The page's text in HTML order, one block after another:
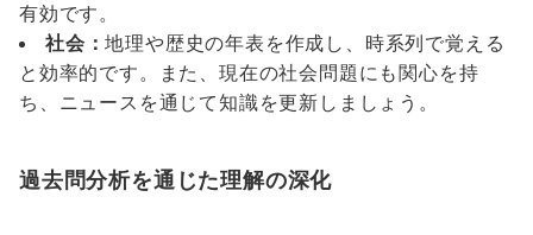
有効です。
社会：地理や歴史の年表を作成し、時系列で覚える
と効率的です。また、現在の社会問題にも関心を持
ち、ニュースを通じて知識を更新しましょう。
過去問分析を通じた理解の深化